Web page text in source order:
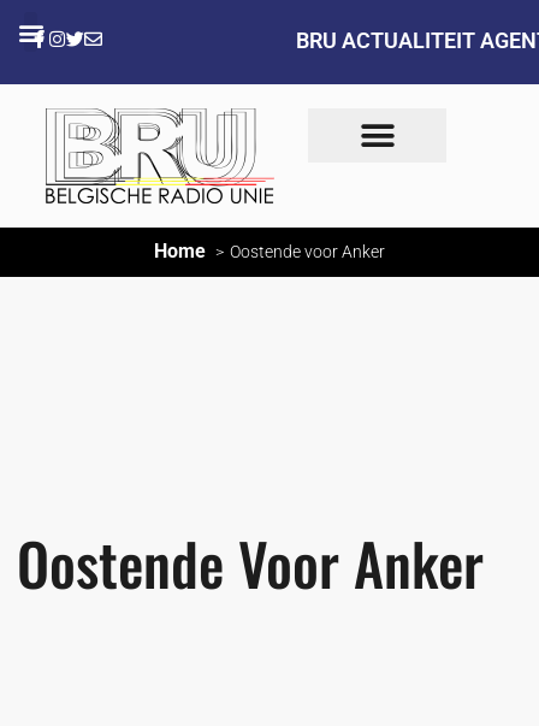
BRU ACTUALITEIT
Home Oostende voor Anker
Oostende Voor Anker